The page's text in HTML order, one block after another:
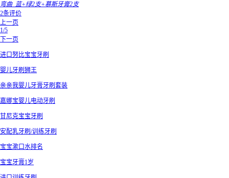
弯曲_蓝+绿2支+慕斯牙膏2支
2条评价
上一页
1/5
下一页
进口努比宝宝牙刷
婴儿牙刷狮王
亲亲我婴儿牙膏牙刷套装
嘉娜宝婴儿电动牙刷
甘尼克宝宝牙刷
安配乳牙刷/训练牙刷
宝宝漱口水排名
宝宝牙膏1岁